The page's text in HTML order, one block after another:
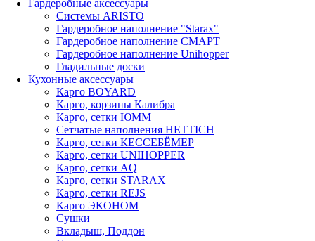
Гардеробные аксессуары
Системы ARISTO
Гардеробное наполнение "Starax"
Гардеробное наполнение СМАРТ
Гардеробное наполнение Unihopper
Гладильные доски
Кухонные аксессуары
Карго BOYARD
Карго, корзины Калибра
Карго, сетки ЮММ
Сетчатые наполнения HETTICH
Карго, сетки КЕССЕБЁМЕР
Карго, сетки UNIHOPPER
Карго, сетки AQ
Карго, сетки STARAX
Карго, сетки REJS
Карго ЭКОНОМ
Сушки
Вкладыш, Поддон